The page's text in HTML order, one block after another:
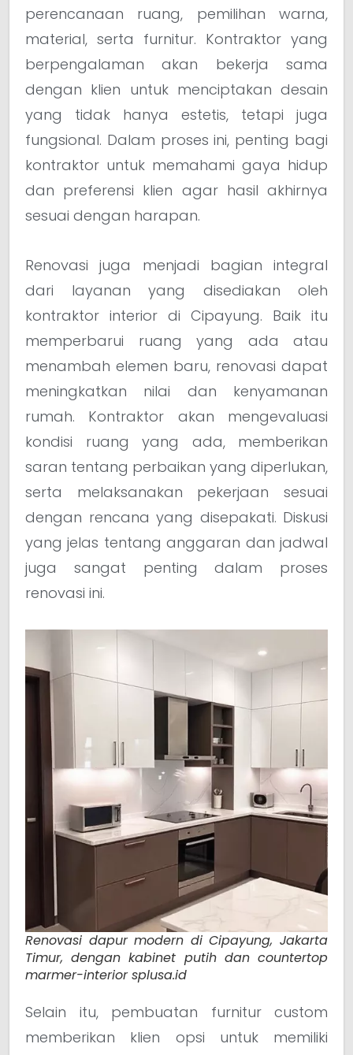
perencanaan ruang, pemilihan warna,
material, serta furnitur. Kontraktor yang
berpengalaman akan bekerja sama
dengan klien untuk menciptakan desain
yang tidak hanya estetis, tetapi juga
fungsional. Dalam proses ini, penting bagi
kontraktor untuk memahami gaya hidup
dan preferensi klien agar hasil akhirnya
sesuai dengan harapan.
Renovasi juga menjadi bagian integral
dari layanan yang disediakan oleh
kontraktor interior di Cipayung. Baik itu
memperbarui ruang yang ada atau
menambah elemen baru, renovasi dapat
meningkatkan nilai dan kenyamanan
rumah. Kontraktor akan mengevaluasi
kondisi ruang yang ada, memberikan
saran tentang perbaikan yang diperlukan,
serta melaksanakan pekerjaan sesuai
dengan rencana yang disepakati. Diskusi
yang jelas tentang anggaran dan jadwal
juga sangat penting dalam proses
renovasi ini.
Renovasi dapur modern di Cipayung, Jakarta
Timur, dengan kabinet putih dan countertop
marmer-interior splusa.id
Selain itu, pembuatan furnitur custom
memberikan klien opsi untuk memiliki